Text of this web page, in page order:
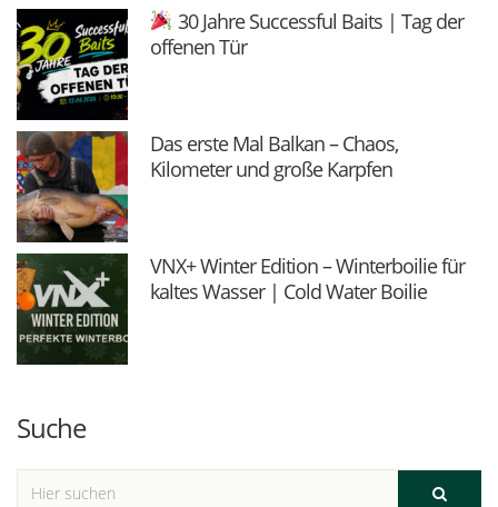
30 Jahre Successful Baits | Tag der
offenen Tür
Das erste Mal Balkan – Chaos,
Kilometer und große Karpfen
VNX+ Winter Edition – Winterboilie für
kaltes Wasser | Cold Water Boilie
Suche